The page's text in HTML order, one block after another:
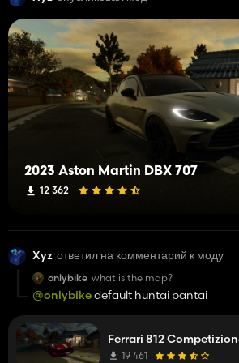
2023 Aston Martin DBX 707
12 362
Xyz ответил на комментарий к моду
onlybike what is the map?
@onlybikedefault huntai pantai
Ferrari 812
19 461